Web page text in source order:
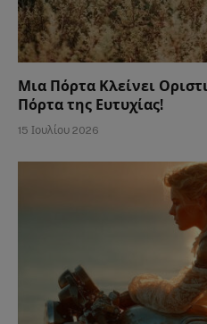
Μια Πόρτα Κλείνει
Πόρτα της Ευτυχίας!
15 Ιουλίου 2026